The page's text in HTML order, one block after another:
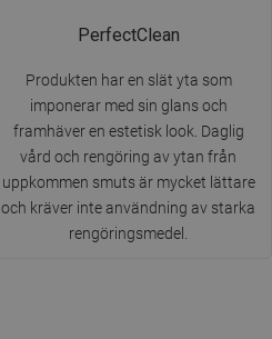
PerfectClean
Produkten har en slät yta som
imponerar med sin glans och
framhäver en estetisk look. Daglig
vård och rengöring av ytan från
uppkommen smuts är mycket lättare
och kräver inte användning av starka
rengöringsmedel.